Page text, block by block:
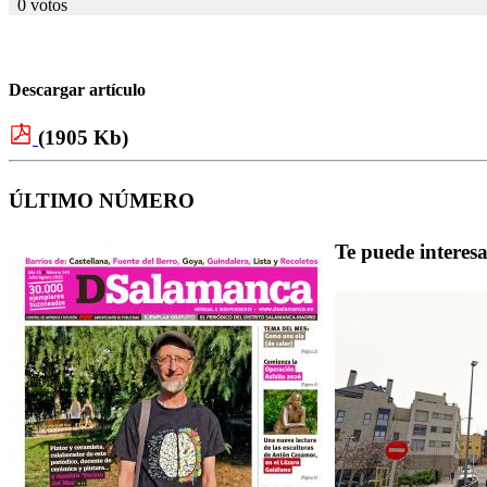
0 votos
Descargar artículo
(1905 Kb)
ÚLTIMO NÚMERO
Te puede